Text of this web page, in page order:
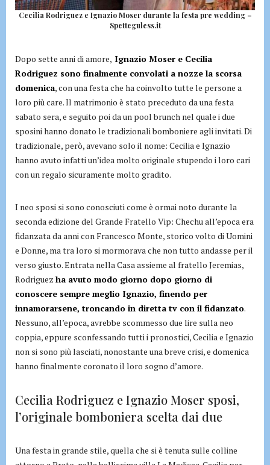
Cecilia Rodriguez e Ignazio Moser durante la festa pre wedding –
Spetteguless.it
Dopo sette anni di amore, Ignazio Moser e Cecilia
Rodriguez sono finalmente convolati a nozze la scorsa
domenica, con una festa che ha coinvolto tutte le persone a
loro più care. Il matrimonio è stato preceduto da una festa
sabato sera, e seguito poi da un pool brunch nel quale i due
sposini hanno donato le tradizionali bomboniere agli invitati. Di
tradizionale, però, avevano solo il nome: Cecilia e Ignazio
hanno avuto infatti un’idea molto originale stupendo i loro cari
con un regalo sicuramente molto gradito.
I neo sposi si sono conosciuti come è ormai noto durante la
seconda edizione del Grande Fratello Vip: Chechu all’epoca era
fidanzata da anni con Francesco Monte, storico volto di Uomini
e Donne, ma tra loro si mormorava che non tutto andasse per il
verso giusto. Entrata nella Casa assieme al fratello Jeremias,
Rodriguez ha avuto modo giorno dopo giorno di
conoscere sempre meglio Ignazio, finendo per
innamorarsene, troncando in diretta tv con il fidanzato.
Nessuno, all’epoca, avrebbe scommesso due lire sulla neo
coppia, eppure sconfessando tutti i pronostici, Cecilia e Ignazio
non si sono più lasciati, nonostante una breve crisi, e domenica
hanno finalmente coronato il loro sogno d’amore.
Cecilia Rodriguez e Ignazio Moser sposi,
l’originale bomboniera scelta dai due
Una festa in grande stile, quella che si è tenuta sulle colline